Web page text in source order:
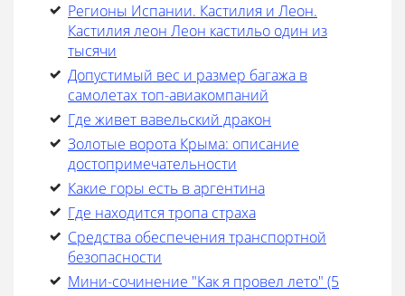
Регионы Испании. Кастилия и Леон.
Кастилия леон Леон кастильо один из
тысячи
Допустимый вес и размер багажа в
самолетах топ-авиакомпаний
Где живет вавельский дракон
Золотые ворота Крыма: описание
достопримечательности
Какие горы есть в аргентина
Где находится тропа страха
Средства обеспечения транспортной
безопасности
Мини-сочинение "Как я провел лето" (5